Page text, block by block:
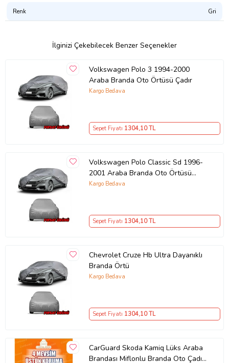
Su geçirmeyen ancak nefes alabilen özel nano teknolojiyle üretilen
kumaştan imal edilir.
-40 ile +60 derece arasında sorunsuz kullanılabilir.
Çetin doğa koşullarına kolay teslim olmaz, uzun ömürlüdür.
Çizilme Koruması ve Kolay Temizlik
Aracınıza kalkan olur, çizilmelere karşı korur.
Islak bir bez yardımı ile kolayca temizleyebilirsiniz.
Uzun süreli kullanıma uygun tasarlanmıştır.
Renk Gri
İlginizi Çekebilecek Benzer Seçenekler
Volkswagen Polo 3 1994-2000
Araba Branda Oto Örtüsü Çadır
Kargo Bedava
Sepet Fiyatı 1304,10 TL
Volkswagen Polo Classic Sd 1996-
2001 Araba Branda Oto Örtüsü
Çadır
Kargo Bedava
Sepet Fiyatı 1304,10 TL
Chevrolet Cruze Hb Ultra Dayanıklı
Branda Örtü
Kargo Bedava
Sepet Fiyatı 1304,10 TL
CarGuard Skoda Kamiq Lüks Araba
Brandası Miflonlu Branda Oto Çadır